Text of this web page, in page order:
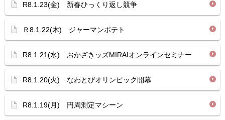
R8.1.23(金) 新春ひっくり返し競争
Ｒ8.1.22(木) ジャーマンポテト
R8.1.21(水) おかざきッズMIRAIオンラインセミナー
R8.1.20(火) なわとびオリンピック開幕
R8.1.19(月) 円周測定マシーン